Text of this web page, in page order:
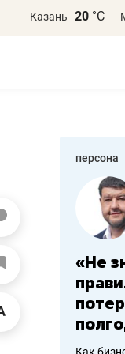
Казань 20 °С
персона
работа «Не